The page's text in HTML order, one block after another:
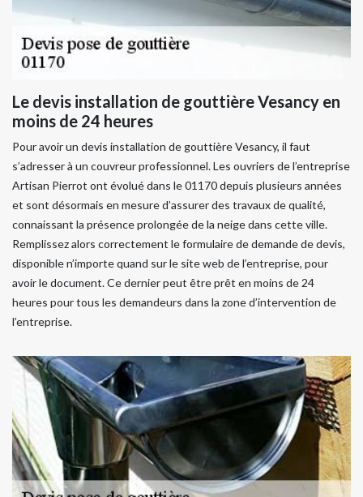
Le devis installation de gouttière Vesancy en
moins de 24 heures
Pour avoir un devis installation de gouttière Vesancy, il faut
s’adresser à un couvreur professionnel. Les ouvriers de l’entreprise
Artisan Pierrot ont évolué dans le 01170 depuis plusieurs années
et sont désormais en mesure d’assurer des travaux de qualité,
connaissant la présence prolongée de la neige dans cette ville.
Remplissez alors correctement le formulaire de demande de devis,
disponible n’importe quand sur le site web de l’entreprise, pour
avoir le document. Ce dernier peut être prêt en moins de 24
heures pour tous les demandeurs dans la zone d’intervention de
l’entreprise.